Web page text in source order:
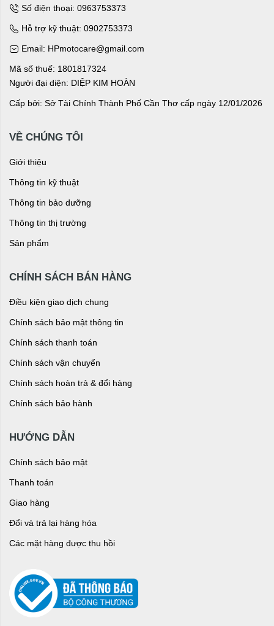
Số điện thoại: 0963753373
Hỗ trợ kỹ thuật: 0902753373
Email: HPmotocare@gmail.com
Mã số thuế: 1801817324
Người đại diện: DIỆP KIM HOÀN
Cấp bởi: Sở Tài Chính Thành Phố Cần Thơ cấp ngày 12/01/2026
VỀ CHÚNG TÔI
Giới thiệu
Thông tin kỹ thuật
Thông tin bảo dưỡng
Thông tin thị trường
Sản phẩm
CHÍNH SÁCH BÁN HÀNG
Điều kiện giao dịch chung
Chính sách bảo mật thông tin
Chính sách thanh toán
Chính sách vận chuyển
Chính sách hoàn trả & đổi hàng
Chính sách bảo hành
HƯỚNG DẪN
Chính sách bảo mật
Thanh toán
Giao hàng
Đổi và trả lại hàng hóa
Các mặt hàng được thu hồi